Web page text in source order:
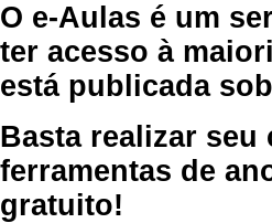
O e-Aulas é um
ter acesso à
está publicada
Basta realizar
ferramentas de
gratuito!